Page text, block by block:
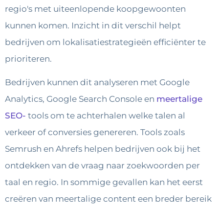
regio's met uiteenlopende koopgewoonten
kunnen komen. Inzicht in dit verschil helpt
bedrijven om lokalisatiestrategieën efficiënter te
prioriteren.
Bedrijven kunnen dit analyseren met Google
Analytics, Google Search Console en meertalige
SEO- tools om te achterhalen welke talen al
verkeer of conversies genereren. Tools zoals
Semrush en Ahrefs helpen bedrijven ook bij het
ontdekken van de vraag naar zoekwoorden per
taal en regio. In sommige gevallen kan het eerst
creëren van meertalige content een breder bereik